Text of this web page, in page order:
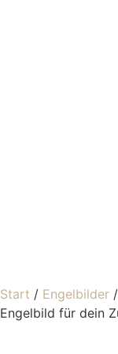
Start / Engelbilder /
Engelbild für dein